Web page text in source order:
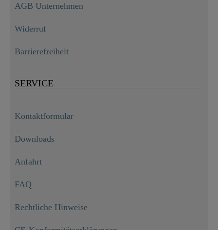
AGB Unternehmen
Widerruf
Barrierefreiheit
SERVICE
Kontaktformular
Downloads
Anfahrt
FAQ
Rechtliche Hinweise